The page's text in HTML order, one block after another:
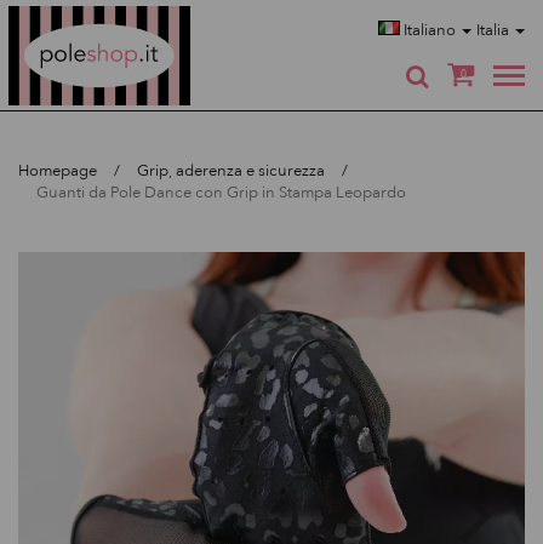
Italiano Italia
0
Homepage
Grip, aderenza e sicurezza
Guanti da Pole Dance con Grip in Stampa Leopardo